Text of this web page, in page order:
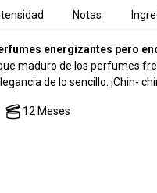
Notas
energizantes pero
maduro de los perfumes
de lo sencillo. ¡Chin-
12 Meses